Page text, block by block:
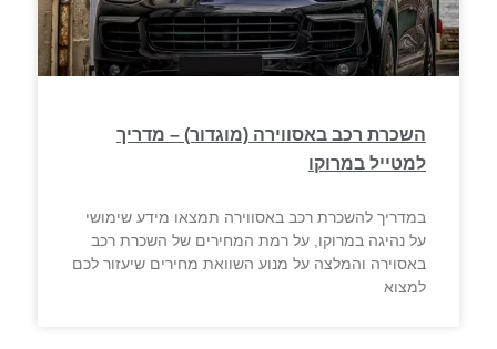
השכרת רכב באסווירה (מוגדור) – מדריך
למטייל במרוקו
במדריך להשכרת רכב באסווירה תמצאו מידע שימושי
על נהיגה במרוקו, על רמת המחירים של השכרת רכב
באסוירה והמלצה על מנוע השוואת מחירים שיעזור לכם
למצוא